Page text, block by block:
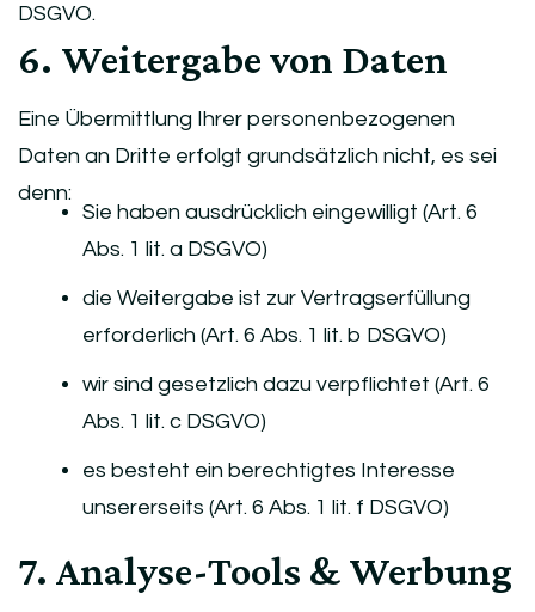
DSGVO.
6. Weitergabe von Daten
Eine Übermittlung Ihrer personenbezogenen
Daten an Dritte erfolgt grundsätzlich nicht, es sei
denn:
Sie haben ausdrücklich eingewilligt (Art. 6
Abs. 1 lit. a DSGVO)
die Weitergabe ist zur Vertragserfüllung
erforderlich (Art. 6 Abs. 1 lit. b DSGVO)
wir sind gesetzlich dazu verpflichtet (Art. 6
Abs. 1 lit. c DSGVO)
es besteht ein berechtigtes Interesse
unsererseits (Art. 6 Abs. 1 lit. f DSGVO)
7. Analyse-Tools & Werbung